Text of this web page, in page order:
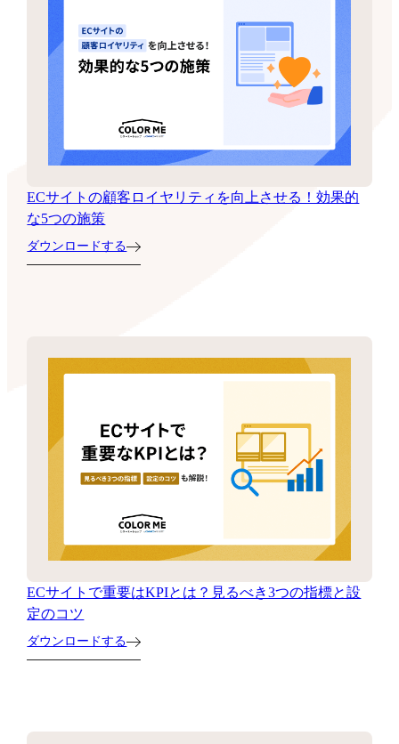
ECサイトの顧客ロイヤリティを向上させる！効果的
な5つの施策
ダウンロードする
ECサイトで重要はKPIとは？見るべき3つの指標と設
定のコツ
ダウンロードする